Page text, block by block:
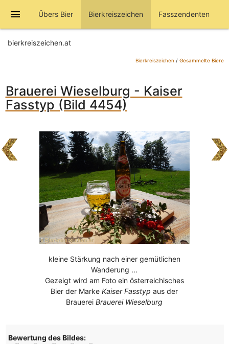
menu Übers Bier Bierkreiszeichen Fasszendenten
bierkreiszeichen.at
Bierkreiszeichen / Gesammelte Biere
Brauerei Wieselburg - Kaiser
Fasstyp (Bild 4454)
kleine Stärkung nach einer gemütlichen
Wanderung ...
Gezeigt wird am Foto ein österreichisches
Bier der MarkeKaiser Fasstyp aus der
BrauereiBrauerei Wieselburg
Bewertung des Bildes: